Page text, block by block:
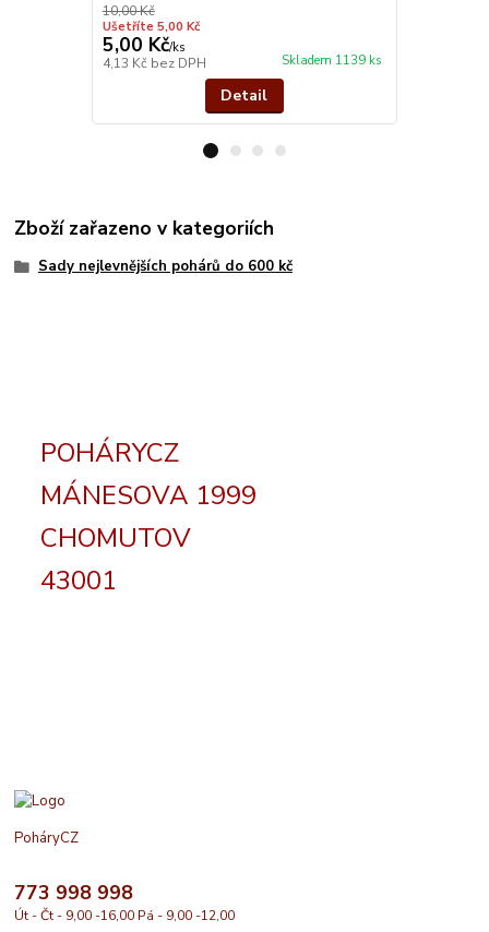
10,00 Kč
Ušetříte 5,00 Kč
5,00 Kč/ks
4,13 Kč bez DPH Skladem 1139 ks
Detail
Zboží zařazeno v kategoriích
Sady nejlevnějších pohárů do 600 kč
POHÁRYCZ
MÁNESOVA 1999
CHOMUTOV
43001
PoháryCZ
773 998 998
Út - Čt - 9,00 -16,00 Pá - 9,00 -12,00